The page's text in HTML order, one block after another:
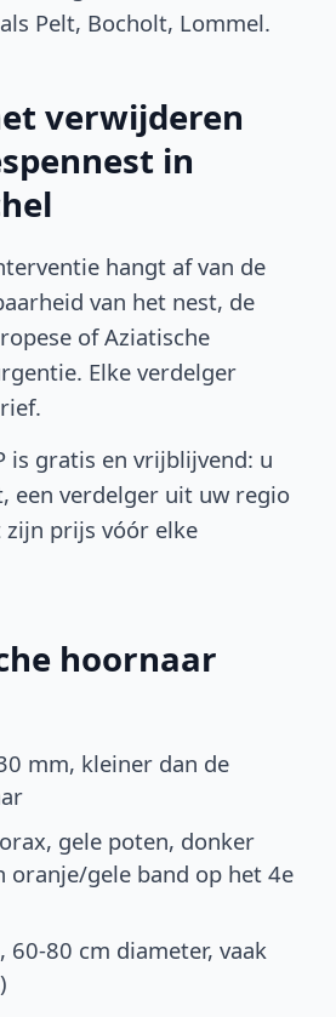
Pelt, Bocholt, Lommel.
verwijderen
in
hangt af van de
van het nest, de
of Aziatische
Elke verdelger
is gratis en vrijblijvend: u
een verdelger uit uw regio
prijs vóór elke
hoornaar
mm, kleiner dan de
gele poten, donker
oranje/gele band op het 4e
60-80 cm diameter, vaak